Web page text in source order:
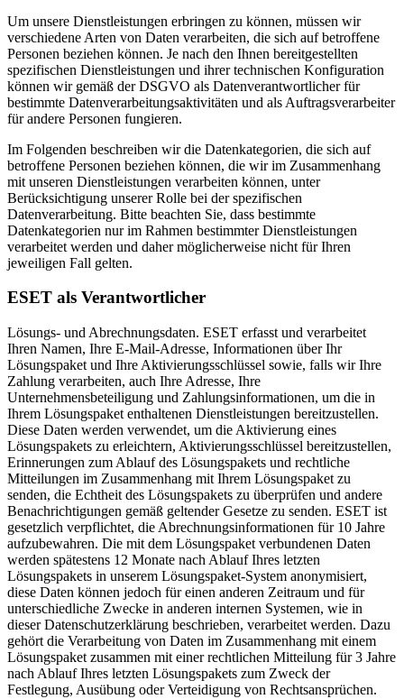
Um unsere Dienstleistungen erbringen zu können, müssen wir
verschiedene Arten von Daten verarbeiten, die sich auf betroffene
Personen beziehen können. Je nach den Ihnen bereitgestellten
spezifischen Dienstleistungen und ihrer technischen Konfiguration
können wir gemäß der DSGVO als Datenverantwortlicher für
bestimmte Datenverarbeitungsaktivitäten und als Auftragsverarbeiter
für andere Personen fungieren.
Im Folgenden beschreiben wir die Datenkategorien, die sich auf
betroffene Personen beziehen können, die wir im Zusammenhang
mit unseren Dienstleistungen verarbeiten können, unter
Berücksichtigung unserer Rolle bei der spezifischen
Datenverarbeitung. Bitte beachten Sie, dass bestimmte
Datenkategorien nur im Rahmen bestimmter Dienstleistungen
verarbeitet werden und daher möglicherweise nicht für Ihren
jeweiligen Fall gelten.
ESET als Verantwortlicher
Lösungs- und Abrechnungsdaten. ESET erfasst und verarbeitet
Ihren Namen, Ihre E-Mail-Adresse, Informationen über Ihr
Lösungspaket und Ihre Aktivierungsschlüssel sowie, falls wir Ihre
Zahlung verarbeiten, auch Ihre Adresse, Ihre
Unternehmensbeteiligung und Zahlungsinformationen, um die in
Ihrem Lösungspaket enthaltenen Dienstleistungen bereitzustellen.
Diese Daten werden verwendet, um die Aktivierung eines
Lösungspakets zu erleichtern, Aktivierungsschlüssel bereitzustellen,
Erinnerungen zum Ablauf des Lösungspakets und rechtliche
Mitteilungen im Zusammenhang mit Ihrem Lösungspaket zu
senden, die Echtheit des Lösungspakets zu überprüfen und andere
Benachrichtigungen gemäß geltender Gesetze zu senden. ESET ist
gesetzlich verpflichtet, die Abrechnungsinformationen für 10 Jahre
aufzubewahren. Die mit dem Lösungspaket verbundenen Daten
werden spätestens 12 Monate nach Ablauf Ihres letzten
Lösungspakets in unserem Lösungspaket-System anonymisiert,
diese Daten können jedoch für einen anderen Zeitraum und für
unterschiedliche Zwecke in anderen internen Systemen, wie in
dieser Datenschutzerklärung beschrieben, verarbeitet werden. Dazu
gehört die Verarbeitung von Daten im Zusammenhang mit einem
Lösungspaket zusammen mit einer rechtlichen Mitteilung für 3 Jahre
nach Ablauf Ihres letzten Lösungspakets zum Zweck der
Festlegung, Ausübung oder Verteidigung von Rechtsansprüchen.